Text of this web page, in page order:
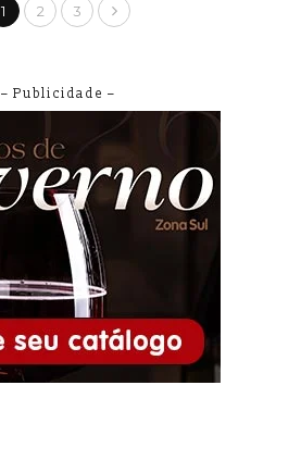
1 2 3
– Publicidade –